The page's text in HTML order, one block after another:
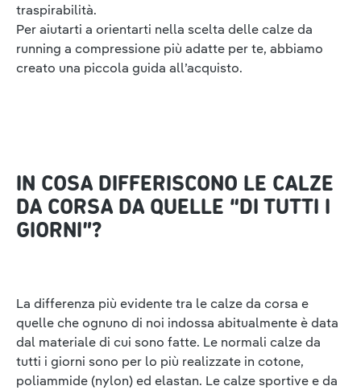
traspirabilità.
Per aiutarti a orientarti nella scelta delle calze da
running a compressione più adatte per te, abbiamo
creato una piccola guida all’acquisto.
IN COSA DIFFERISCONO LE CALZE
DA CORSA DA QUELLE “DI TUTTI I
GIORNI”?
La differenza più evidente tra le calze da corsa e
quelle che ognuno di noi indossa abitualmente è data
dal materiale di cui sono fatte. Le normali calzeda
tutti i giorni sono per lo più realizzate in cotone,
poliammide (nylon) ed elastan. Le calze sportive e da